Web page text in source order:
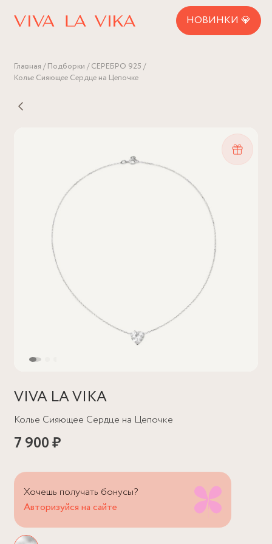
НОВИНКИ 💎
Главная Подборки
СЕРЕБРО 925
Колье Сияющее Сердце на Цепочке
VIVA LA VIKA
Колье Сияющее Сердце на Цепочке
7 900 ₽
Хочешь получать бонусы?
Авторизуйся на сайте